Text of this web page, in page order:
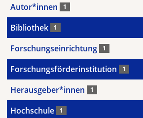
Autor*innen 1
Bibliothek 1
Forschungseinrichtung 1
Forschungsförderinstitution 1
Herausgeber*innen 1
Hochschule 1